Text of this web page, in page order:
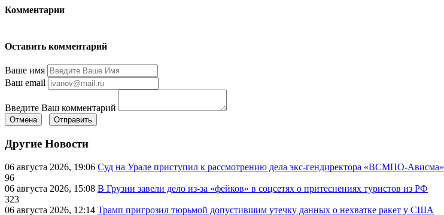
Комментарии
Оставить комментарий
Ваше имя
Ваш email
Введите Ваш комментарий
Отмена Отправить
Другие Новости
06 августа 2026, 19:06 Суд на Урале приступил к рассмотрению дела экс-гендиректора «ВСМПО-Ависма»
96
06 августа 2026, 15:08 В Грузии завели дело из-за «фейков» в соцсетях о притеснениях туристов из РФ
323
06 августа 2026, 12:14 Трамп пригрозил тюрьмой допустившим утечку данных о нехватке ракет у США